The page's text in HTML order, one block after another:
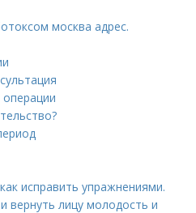
москва адрес.
исправить упражнениями.
вернуть лицу молодость и